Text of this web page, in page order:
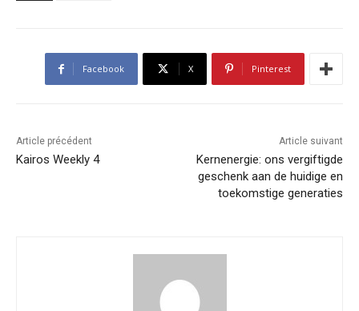
Facebook X Pinterest
Article précédent
Kairos Weekly 4
Article suivant
Kernenergie: ons vergiftigde
geschenk aan de huidige en
toekomstige generaties